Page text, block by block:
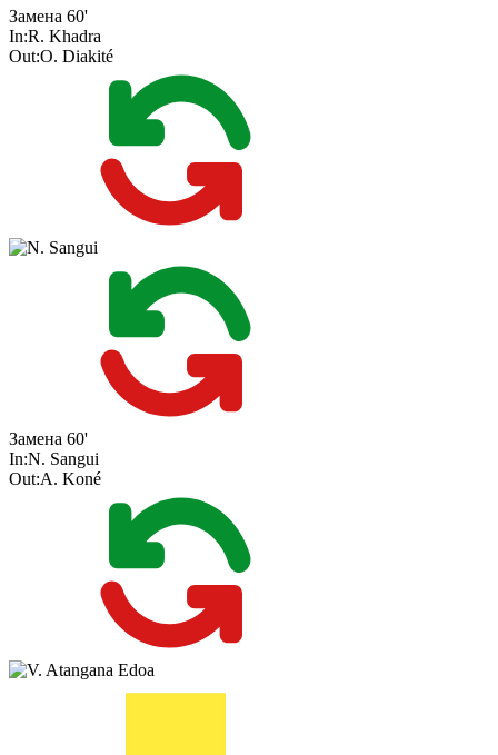
Замена 60'
In:R. Khadra
Out:O. Diakité
Замена 60'
In:N. Sangui
Out:A. Koné